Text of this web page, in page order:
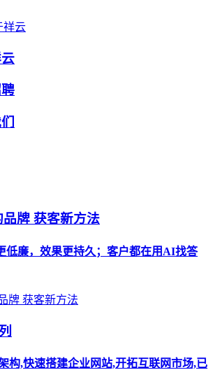
祥云
牌 获客新方法
低廉，效果更持久；客户都在用AI找答
构,快速搭建企业网站,开拓互联网市场,已